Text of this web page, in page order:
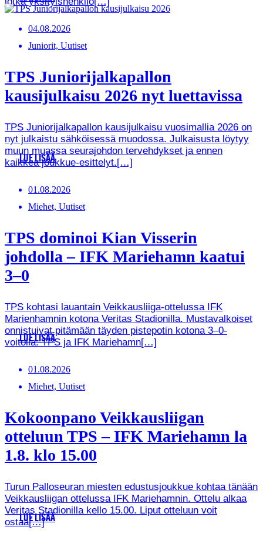
04.08.2026
Juniorit, Uutiset
TPS Juniorijalkapallon
kausijulkaisu 2026 nyt luettavissa
TPS Juniorijalkapallon kausijulkaisu vuosimallia 2026 on
nyt julkaistu sähköisessä muodossa. Julkaisusta löytyy
muun muassa seurajohdon tervehdykset ja ennen
kaikkea joukkue-esittelyt.[…]
LUE LISÄÄ
01.08.2026
Miehet, Uutiset
TPS dominoi Kian Visserin
johdolla – IFK Mariehamn kaatui
3–0
TPS kohtasi lauantain Veikkausliiga-ottelussa IFK
Marienhamnin kotona Veritas Stadionilla. Mustavalkoiset
onnistuivat pitämään täyden pistepotin kotona 3–0-
voitolla. TPS ja IFK Mariehamn[…]
LUE LISÄÄ
01.08.2026
Miehet, Uutiset
Kokoonpano Veikkausliigan
otteluun TPS – IFK Mariehamn la
1.8. klo 15.00
Turun Palloseuran miesten edustusjoukkue kohtaa tänään
Veikkausliigan ottelussa IFK Mariehamnin. Ottelu alkaa
Veritas Stadionilla kello 15.00. Liput otteluun voit
ostaa[…]
LUE LISÄÄ